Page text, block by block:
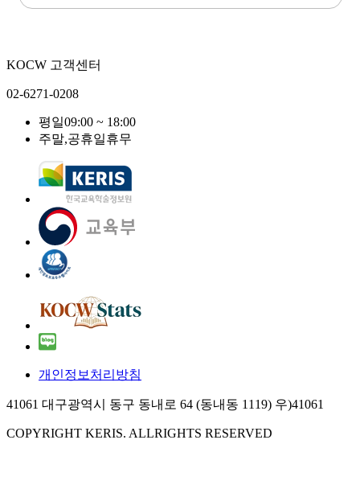
KOCW 고객센터
02-6271-0208
평일09:00 ~ 18:00
주말,공휴일휴무
개인정보처리방침
41061 대구광역시 동구 동내로 64 (동내동 1119) 우)41061
COPYRIGHT KERIS. ALLRIGHTS RESERVED